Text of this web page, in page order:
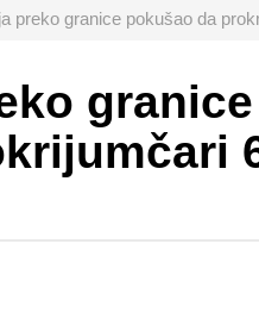
preko granice pokušao da
granice